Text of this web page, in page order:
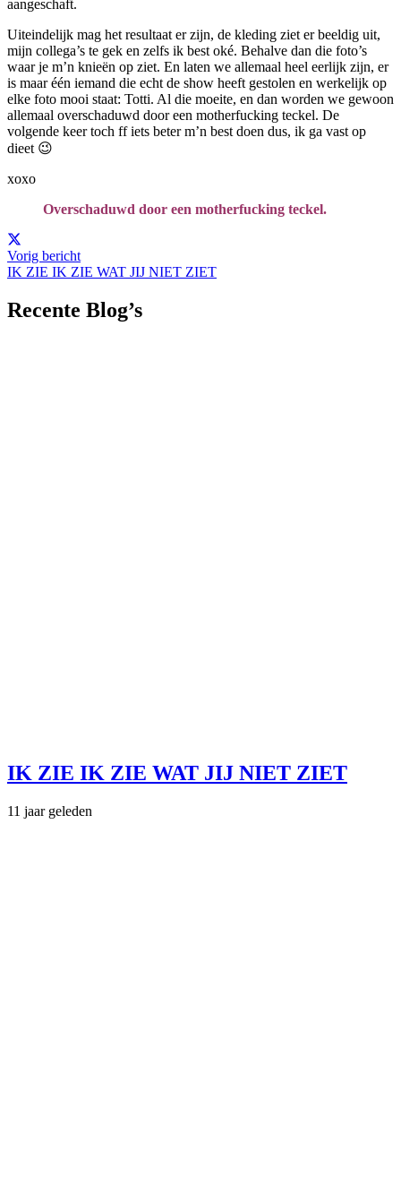
aangeschaft.
Uiteindelijk mag het resultaat er zijn, de kleding ziet er beeldig uit,
mijn collega’s te gek en zelfs ik best oké. Behalve dan die foto’s
waar je m’n knieën op ziet. En laten we allemaal heel eerlijk zijn, er
is maar één iemand die echt de show heeft gestolen en werkelijk op
elke foto mooi staat: Totti. Al die moeite, en dan worden we gewoon
allemaal overschaduwd door een motherfucking teckel. De
volgende keer toch ff iets beter m’n best doen dus, ik ga vast op
dieet 😉
xoxo
Overschaduwd door een motherfucking teckel.
Vorig bericht
IK ZIE IK ZIE WAT JIJ NIET ZIET
Recente Blog’s
IK ZIE IK ZIE WAT JIJ NIET ZIET
11 jaar geleden